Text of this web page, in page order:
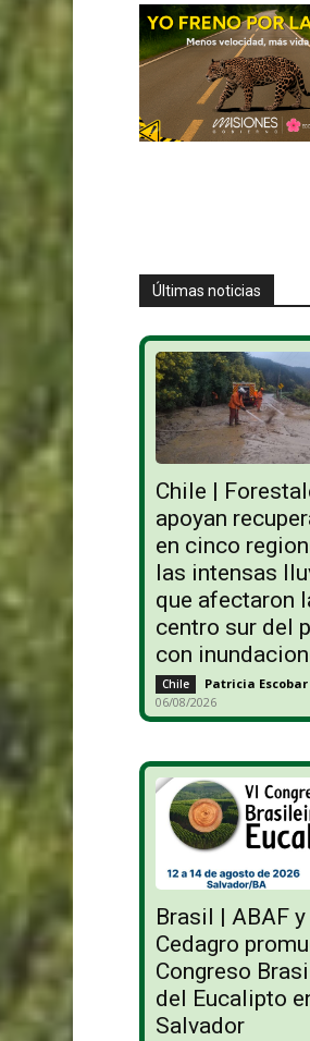
Últimas noticias
Chile |
apoyan
en cinco
las intensas
que afectaron
centro sur del
con
Chile Patricia Escobar
06/08/2026
Brasil | ABAF y
Cedagro
Congreso
del Eucalipto
Salvador